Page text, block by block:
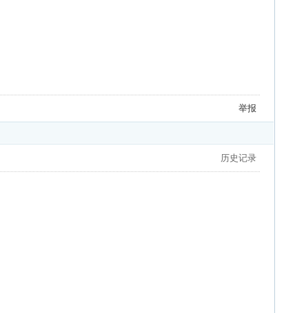
举报
历史记录